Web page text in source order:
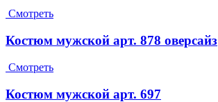
Смотреть
Костюм мужской арт. 878 оверсайз
Смотреть
Костюм мужской арт. 697